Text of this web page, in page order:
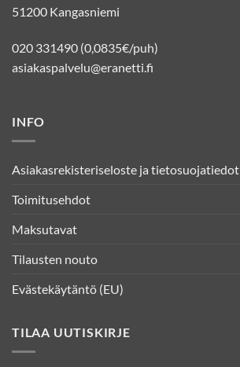
51200 Kangasniemi
020 331490 (0,0835€/puh)
asiakaspalvelu@eranetti.fi
INFO
Asiakasrekisteriseloste ja tietosuojatiedot
Toimitusehdot
Maksutavat
Tilausten nouto
Evästekäytäntö (EU)
TILAA UUTISKIRJE